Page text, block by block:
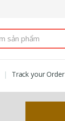
Track your Order